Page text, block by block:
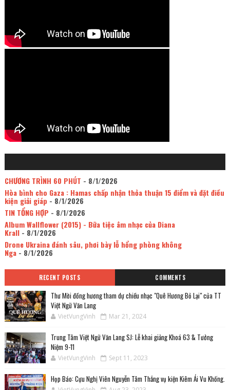
CHƯƠNG TRÌNH 60 PHÚT - 8/1/2026
Hòa bình cho Gaza : Hamas chấp nhận thỏa thuận 15 điểm và đặt điều
kiện giải giáp - 8/1/2026
TIN TỔNG HỢP - 8/1/2026
Album Wallflower (2015) - Bữa tiệc âm nhạc của Diana
Krall- 8/1/2026
Drone Ukraina đánh sâu, phơi bày lỗ hổng phòng không
Nga- 8/1/2026
RECENT POSTS COMMENTS
Thư Mời đồng hương tham dự chiều nhạc "Quê Hương Bỏ Lại" của TT
Việt Ngữ Văn Lang
VietVungVinh Mar 21, 2024
Trung Tâm Việt Ngữ Văn Lang SJ: Lễ khai giảng Khoá 63 & Tưởng
Niệm 9-11
VietVungVinh Sept 11, 2023
Họp Báo: Cựu Nghị Viên Nguyễn Tâm Thắng vụ kiện Kiêm Ái Vu Khống.